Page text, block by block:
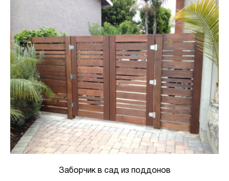
Заборчик в сад из поддонов